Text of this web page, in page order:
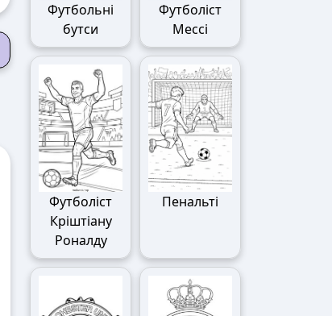
Футбольні
бутси
Футболіст
Мессі
Футболіст
Кріштіану
Роналду
Пенальті